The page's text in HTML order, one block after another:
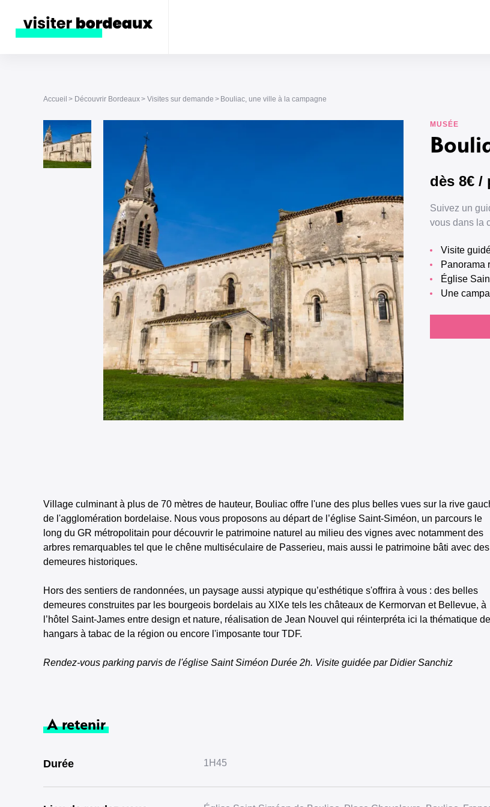
Accueil Découvrir Bordeaux Visites sur demande Bouliac, une ville à la campagne
MUSÉE
dès 8€ /
Suivez un
vous dans la
Visite
Église
Une
Village culminant à plus de 70 mètres de hauteur, Bouliac offre l'une des plus belles vues sur la rive
de l'agglomération bordelaise. Nous vous proposons au départ de l’église Saint-Siméon, un parcours le
long du GR métropolitain pour découvrir le patrimoine naturel au milieu des vignes avec notamment des
arbres remarquables tel que le chêne multiséculaire de Passerieu, mais aussi le patrimoine bâti avec des
demeures historiques.
Hors des sentiers de randonnées, un paysage aussi atypique qu’esthétique s'offrira à vous : des belles
demeures construites par les bourgeois bordelais au XIXe tels les châteaux de Kermorvan et Bellevue, à
l’hôtel Saint-James entre design et nature, réalisation de Jean Nouvel qui réinterpréta ici la thématique
hangars à tabac de la région ou encore l'imposante tour TDF.
Rendez-vous parking parvis de l'église Saint Siméon Durée 2h. Visite guidée par Didier Sanchiz
A retenir
Durée 1H45